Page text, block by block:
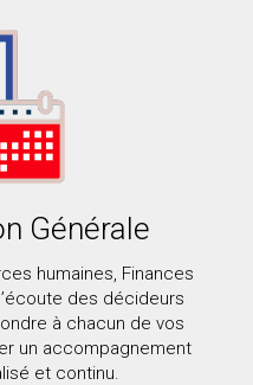
Générale
humaines, Finances
des décideurs
à chacun de vos
un accompagnement
et continu.